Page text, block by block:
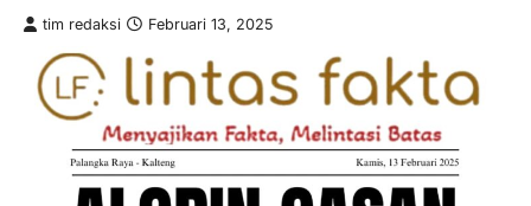
tim redaksi Februari 13, 2025